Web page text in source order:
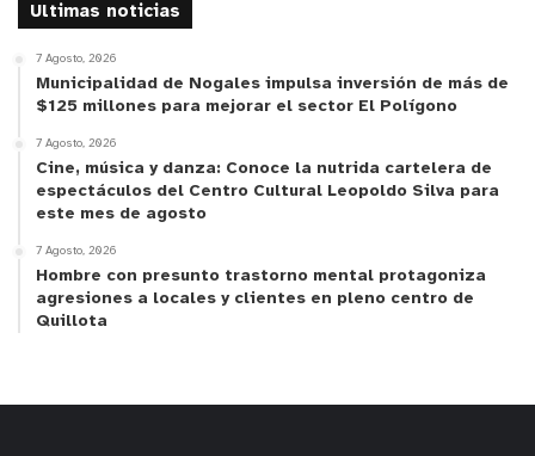
Ultimas noticias
7 Agosto, 2026
Municipalidad de Nogales impulsa inversión de más de
$125 millones para mejorar el sector El Polígono
7 Agosto, 2026
Cine, música y danza: Conoce la nutrida cartelera de
espectáculos del Centro Cultural Leopoldo Silva para
este mes de agosto
7 Agosto, 2026
Hombre con presunto trastorno mental protagoniza
agresiones a locales y clientes en pleno centro de
Quillota